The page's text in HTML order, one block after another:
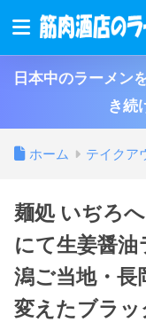
日本中のラーメン
き続
ホーム テイクア
麺処 いぢろ
にて生姜醤
潟ご当地・長
変えたブラッ